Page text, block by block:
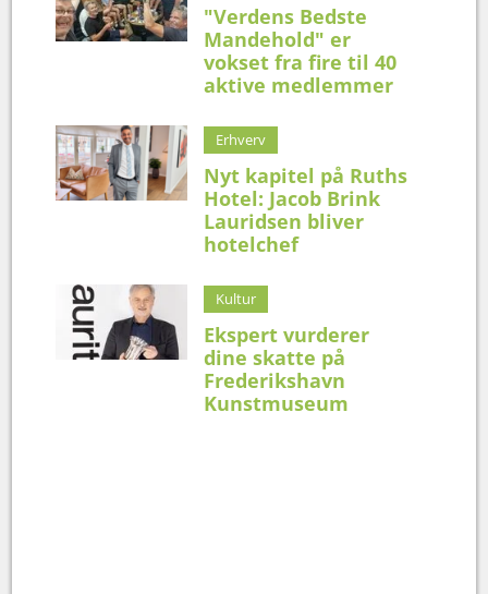
"Verdens Bedste
Mandehold" er
vokset fra fire til 40
aktive medlemmer
Erhverv
Nyt kapitel på Ruths
Hotel: Jacob Brink
Lauridsen bliver
hotelchef
Kultur
Ekspert vurderer
dine skatte på
Frederikshavn
Kunstmuseum